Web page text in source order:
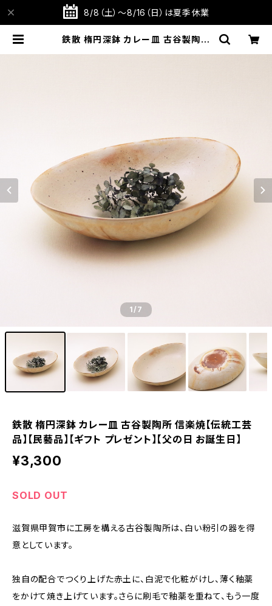
8/8（土）～8/16（日）は夏季休業
鉄散 楕円深鉢 カレー皿 古谷製陶所
1/7
鉄散 楕円深鉢 カレー皿 古谷製陶所 信楽焼【伝統工芸
品】【民藝品】【ギフト プレゼント】【父の日 お誕生日】
¥3,300
SOLD OUT
滋賀県甲賀市に工房を構える古谷製陶所は、白い粉引の器を得
意としています。
独自の配合でつくり上げた赤土に、白泥で化粧がけし、薄く釉薬
をかけて焼き上げています。さらに刷毛で釉薬を重ねて、もう一度